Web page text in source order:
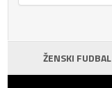
ŽENSKI FUDBAL